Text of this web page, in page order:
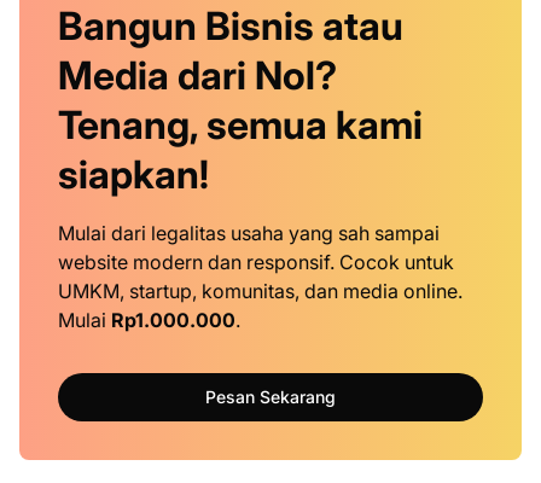
Bangun Bisnis atau
Media dari Nol?
Tenang, semua kami
siapkan!
Mulai dari legalitas usaha yang sah sampai
website modern dan responsif. Cocok untuk
UMKM, startup, komunitas, dan media online.
Mulai Rp1.000.000.
Pesan Sekarang